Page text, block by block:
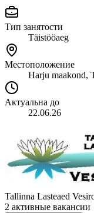
Тип занятости
Täistööaeg
Местоположение
Harju maakond,
Актуальна до
22.06.26
Tallinna Lasteaed
2 активные вакансии